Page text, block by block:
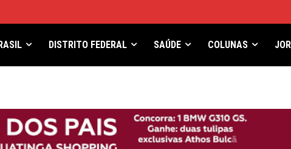
DISTRITO FEDERAL SAÚDE COLUNAS